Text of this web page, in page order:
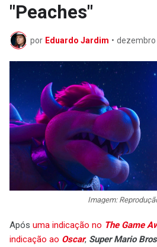
"Peaches"
por Eduardo Jardim • dezembro
Imagem:
Após uma indicação no The Game
indicação ao Oscar, Super Mario